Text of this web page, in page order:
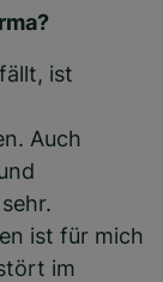
ist
Auch
ist für mich
im